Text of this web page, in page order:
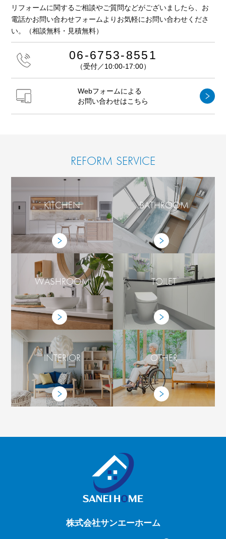
リフォームに関するご相談やご質問などがございましたら、 お
電話かお問い合わせフォームよりお気軽にお問い合わせくださ
い。
（相談無料・見積無料）
06-6753-8551
（受付／10:00-17:00）
Webフォームによる
お問い合わせはこちら
REFORM SERVICE
KITCHEN BATHROOM
WASHROOM TOILET
INTERIOR OTHER
株式会社サンエーホーム